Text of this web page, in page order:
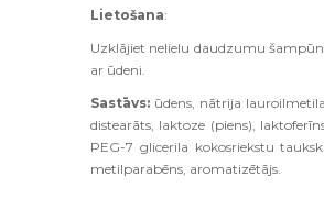
Lietošana:
Uzklājiet nelielu daudzumu
ar ūdeni.
Sastāvs: ūdens, nātrija
distearāts, laktoze (piens),
PEG-7 glicerila kokosriekstu
metilparabēns, aromatizētājs.